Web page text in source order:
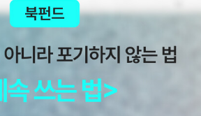
우리에게 새로운 정치의 길을 열며 동시에
것이다.▷ 아마도 레닌을 바라보고 있을, 트
(permanent revolution)은 여전히 가능
이 '여전히' 가능하지 않은 것이라면, 우리
혁명이라고 부를 이유는 전혀 없지 않은가?
트 인민들이 열어놓은,'영구 혁명이 가능한
미뤄지게 됐다). 혹 몇 분의 독자가 이 책
게 읽을 수 있다면 다행이겠다. 국역본 외에
과 러시아어본(2003)이다. 이전에 적
어본과는 일치하지 않는다. 영어본은 레닌